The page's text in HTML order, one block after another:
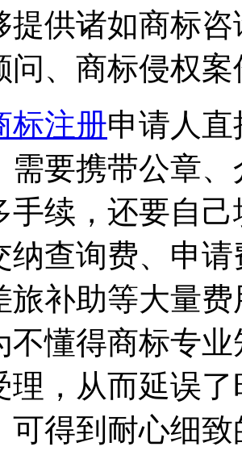
提供诸如商标
问、商标侵权
标注册申请人
需要携带公章
手续，还要自
纳查询费、申
旅补助等大量
不懂得商标专
理，从而延误
可得到耐心细